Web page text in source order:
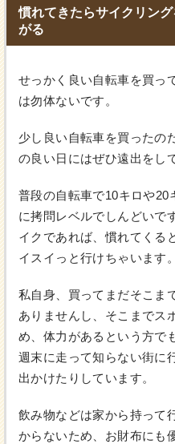
慣れてきたらサイクリン
がる
せっかく良い自転車を買っ
は勿体ないです。
少し良い自転車を買ったの
の良い日にはぜひ遠出をし
普段の自転車で10キロや20
に拷問レベルでしんどいで
イクであれば、慣れてくる
イスイっと行けちゃいます。
私自身、買ってまだそこま
ありませんし、そこまでス
め、体力があるという方で
週末に走って知らない街に
出かけたりしています。
飲み物などは家から持って
からないため、お財布にも